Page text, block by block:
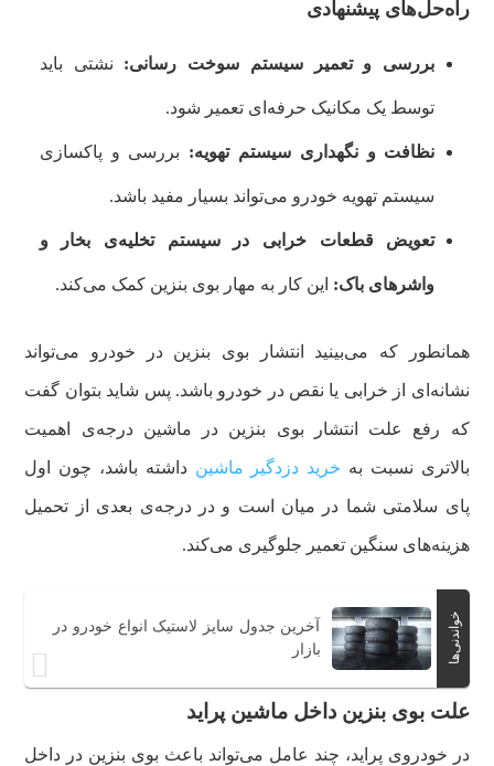
راه‌حل‌های پیشنهادی
بررسی و تعمیر سیستم سوخت‌ رسانی: نشتی باید
توسط یک مکانیک حرفه‌ای تعمیر شود.
نظافت و نگهداری سیستم تهویه: بررسی و پاکسازی
سیستم تهویه خودرو می‌تواند بسیار مفید باشد.
تعویض قطعات خرابی در سیستم تخلیه‌ی بخار و
واشرهای باک: این کار به مهار بوی بنزین کمک می‌کند.
همانطور که می‌بینید انتشار بوی بنزین در خودرو می‌تواند
نشانه‌ای از خرابی یا نقص در خودرو باشد. پس شاید بتوان گفت
که رفع علت انتشار بوی بنزین در ماشین درجه‌ی اهمیت
بالاتری نسبت به خرید دزدگیر ماشین داشته باشد، چون اول
پای سلامتی شما در میان است و در درجه‌ی بعدی از تحمیل
هزینه‌های سنگین تعمیر جلوگیری می‌کند.
خواندنی‌ها
آخرین جدول سایز لاستیک انواع خودرو در
بازار
علت بوی بنزین داخل ماشین پراید
در خودروی پراید، چند عامل می‌تواند باعث بوی بنزین در داخل